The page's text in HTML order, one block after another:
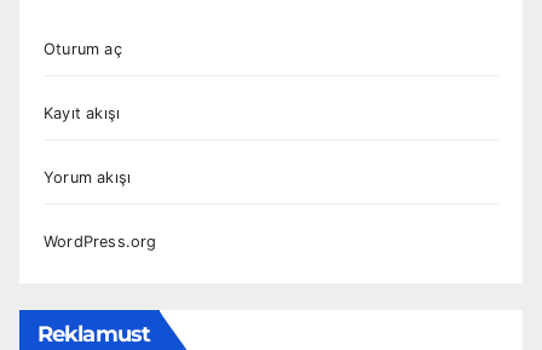
Oturum aç
Kayıt akışı
Yorum akışı
WordPress.org
Reklamust